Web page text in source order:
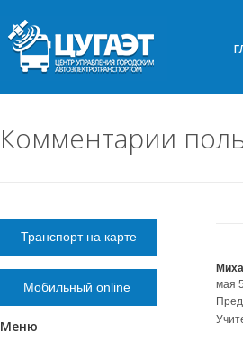
Комментарии
мая
Транспорт на карте
Мобильный online
Меню